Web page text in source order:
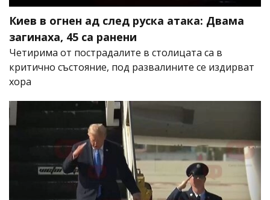
Киев в огнен ад след руска атака: Двама
загинаха, 45 са ранени
Четирима от пострадалите в столицата са в
критично състояние, под развалините се издирват
хора